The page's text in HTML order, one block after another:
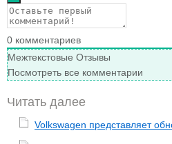
0 комментариев
Межтекстовые Отзывы
Посмотреть все комментарии
Читать далее
Volkswagen представляет